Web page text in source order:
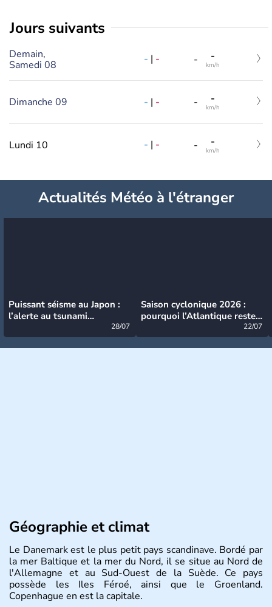
jours suivants
Demain,
Samedi 08
- | - - -
km/h
Dimanche 09 - | - - -
km/h
Lundi 10 - | - - -
km/h
Actualités Météo à l'étranger
Puissant séisme au Japon :
l’alerte au tsunami
28/07
Saison cyclonique 2026 :
pourquoi l’Atlantique reste
22/07
Géographie et climat
Le Danemark est le plus petit pays scandinave. Bordé par
la mer Baltique et la mer du Nord, il se situe au Nord de
l'Allemagne et au Sud-Ouest de la Suède. Ce pays
possède les Iles Féroé, ainsi que le Groenland.
Copenhague en est la capitale.